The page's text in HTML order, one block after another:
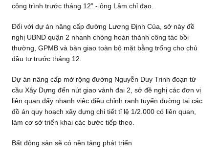
công trình trước tháng 12” - ông Lâm chỉ đạo.
Đối với dự án nâng cấp đường Lương Định Của, sở này đề
nghị UBND quận 2 nhanh chóng hoàn thành công tác bồi
thường, GPMB và bàn giao toàn bộ mặt bằng trống cho chủ
đầu tư trước tháng 12.
Dự án nâng cấp mở rộng đường Nguyễn Duy Trinh đoạn từ
cầu Xây Dựng đến nút giao vành đai 2, sở đề nghị các đơn vị
liên quan đẩy nhanh việc điều chỉnh ranh tuyến đường tại các
đồ án quy hoạch xây dựng chi tiết tỉ lệ 1/2.000 có liên quan,
làm cơ sở triển khai các bước tiếp theo.
Bất động sản sẽ có nền tảng phát triển